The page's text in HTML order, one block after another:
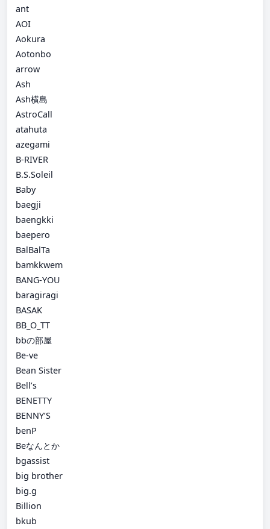
ant
AOI
Aokura
Aotonbo
arrow
Ash
Ash横島
AstroCall
atahuta
azegami
B-RIVER
B.S.Soleil
Baby
baegji
baengkki
baepero
BalBalTa
bamkkwem
BANG-YOU
baragiragi
BASAK
BB_O_TT
bbの部屋
Be-ve
Bean Sister
Bell’s
BENETTY
BENNY’S
benP
Beなんとか
bgassist
big brother
big.g
Billion
bkub